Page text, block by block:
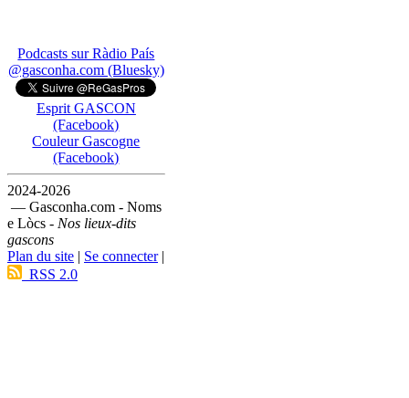
Podcasts sur Ràdio País
@gasconha.com (Bluesky)
Esprit GASCON
(Facebook)
Couleur Gascogne
(Facebook)
2024-2026
— Gasconha.com - Noms
e Lòcs - Nos lieux-dits
gascons
Plan du site | Se connecter|
RSS 2.0